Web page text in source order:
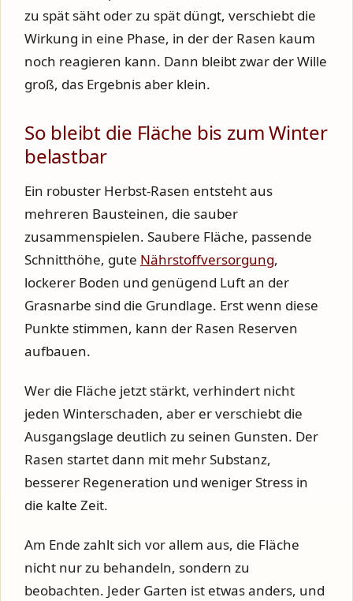
zu spät säht oder zu spät düngt, verschiebt die
Wirkung in eine Phase, in der der Rasen kaum
noch reagieren kann. Dann bleibt zwar der Wille
groß, das Ergebnis aber klein.
So bleibt die Fläche bis zum Winter
belastbar
Ein robuster Herbst-Rasen entsteht aus
mehreren Bausteinen, die sauber
zusammenspielen. Saubere Fläche, passende
Schnitthöhe, gute Nährstoffversorgung,
lockerer Boden und genügend Luft an der
Grasnarbe sind die Grundlage. Erst wenn diese
Punkte stimmen, kann der Rasen Reserven
aufbauen.
Wer die Fläche jetzt stärkt, verhindert nicht
jeden Winterschaden, aber er verschiebt die
Ausgangslage deutlich zu seinen Gunsten. Der
Rasen startet dann mit mehr Substanz,
besserer Regeneration und weniger Stress in
die kalte Zeit.
Am Ende zahlt sich vor allem aus, die Fläche
nicht nur zu behandeln, sondern zu
beobachten. Jeder Garten ist etwas anders, und